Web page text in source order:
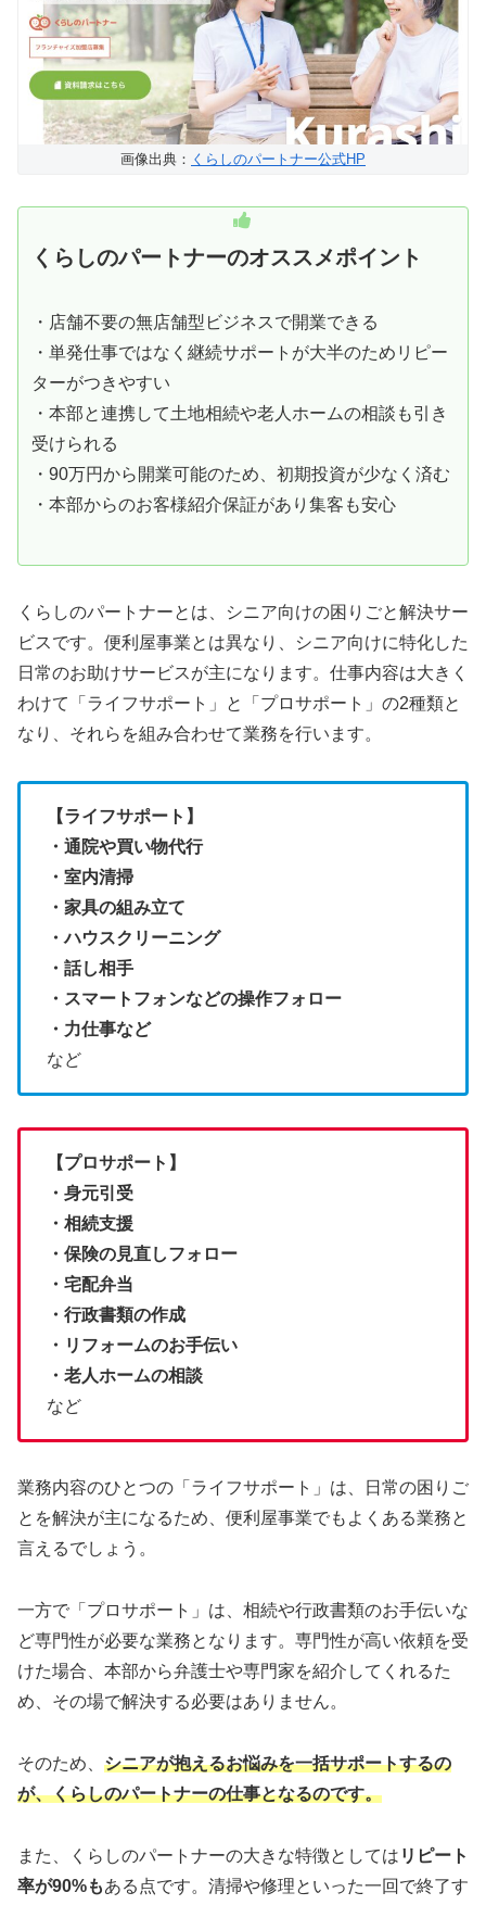
画像出典： くらしのパートナー公式HP
くらしのパートナーのオススメポイント
・店舗不要の無店舗型ビジネスで開業できる
・単発仕事ではなく継続サポートが大半のためリピー
ターがつきやすい
・本部と連携して土地相続や老人ホームの相談も引き
受けられる
・90万円から開業可能のため、初期投資が少なく済む
・本部からのお客様紹介保証があり集客も安心
くらしのパートナーとは、シニア向けの困りごと解決サー
ビスです。便利屋事業とは異なり、シニア向けに特化した
日常のお助けサービスが主になります。仕事内容は大きく
わけて「ライフサポート」と「プロサポート」の2種類と
なり、それらを組み合わせて業務を行います。
【ライフサポート】
・通院や買い物代行
・室内清掃
・家具の組み立て
・ハウスクリーニング
・話し相手
・スマートフォンなどの操作フォロー
・力仕事など
など
【プロサポート】
・身元引受
・相続支援
・保険の見直しフォロー
・宅配弁当
・行政書類の作成
・リフォームのお手伝い
・老人ホームの相談
など
業務内容のひとつの「ライフサポート」は、日常の困りご
とを解決が主になるため、便利屋事業でもよくある業務と
言えるでしょう。
一方で「プロサポート」は、相続や行政書類のお手伝いな
ど専門性が必要な業務となります。専門性が高い依頼を受
けた場合、本部から弁護士や専門家を紹介してくれるた
め、その場で解決する必要はありません。
そのため、 シニアが抱えるお悩みを一括サポートするの
が、くらしのパートナーの仕事となるのです。
また、くらしのパートナーの大きな特徴としては リピート
率が90%もある点です。清掃や修理といった一回で終了す